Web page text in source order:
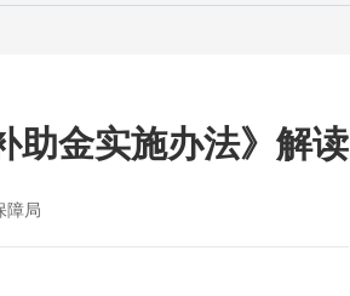
助金实施办法》解读
障局